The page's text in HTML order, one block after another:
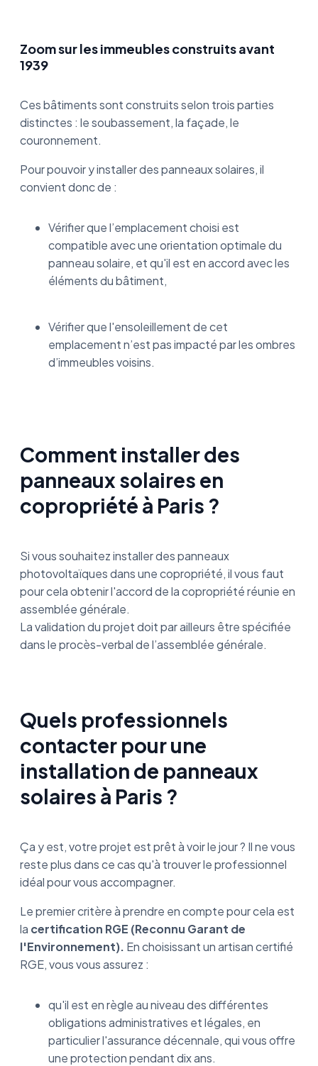
Zoom sur les immeubles construits avant
1939
Ces bâtiments sont construits selon trois parties
distinctes : le soubassement, la façade, le
couronnement.
Pour pouvoir y installer des panneaux solaires, il
convient donc de :
Vérifier que l’emplacement choisi est
compatible avec une orientation optimale du
panneau solaire, et qu'il est en accord avec les
éléments du bâtiment,
Vérifier que l'ensoleillement de cet
emplacement n’est pas impacté par les ombres
d’immeubles voisins.
Comment installer des
panneaux solaires en
copropriété à Paris ?
Si vous souhaitez installer des panneaux
photovoltaïques dans une copropriété, il vous faut
pour cela obtenir l'accord de la copropriété réunie en
assemblée générale.
La validation du projet doit par ailleurs être spécifiée
dans le procès-verbal de l’assemblée générale.
Quels professionnels
contacter pour une
installation de panneaux
solaires à Paris ?
Ça y est, votre projet est prêt à voir le jour ? Il ne vous
reste plus dans ce cas qu'à trouver le professionnel
idéal pour vous accompagner.
Le premier critère à prendre en compte pour cela est
la certification RGE (Reconnu Garant de
l'Environnement). En choisissant un artisan certifié
RGE, vous vous assurez :
qu'il est en règle au niveau des différentes
obligations administratives et légales, en
particulier l'assurance décennale, qui vous offre
une protection pendant dix ans.